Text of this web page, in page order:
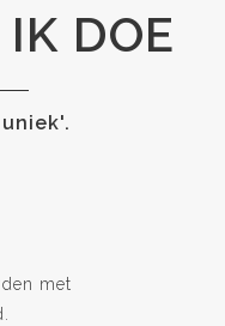
DOE
met